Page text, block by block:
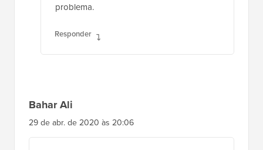
problema.
Responder
Bahar Ali
29 de abr. de 2020 às 20:06